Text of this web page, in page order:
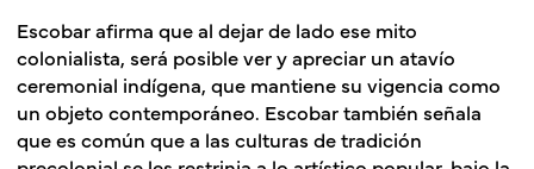
Escobar afirma que al dejar de lado ese mito
colonialista, será posible ver y apreciar un atavío
ceremonial indígena, que mantiene su vigencia como
un objeto contemporáneo. Escobar también señala
que es común que a las culturas de tradición